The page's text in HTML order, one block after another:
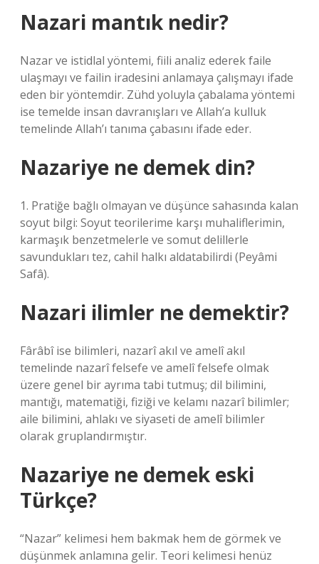
Nazari mantık nedir?
Nazar ve istidlal yöntemi, fiili analiz ederek faile
ulaşmayı ve failin iradesini anlamaya çalışmayı ifade
eden bir yöntemdir. Zühd yoluyla çabalama yöntemi
ise temelde insan davranışları ve Allah’a kulluk
temelinde Allah’ı tanıma çabasını ifade eder.
Nazariye ne demek din?
1. Pratiğe bağlı olmayan ve düşünce sahasında kalan
soyut bilgi: Soyut teorilerime karşı muhaliflerimin,
karmaşık benzetmelerle ve somut delillerle
savundukları tez, cahil halkı aldatabilirdi (Peyâmi
Safâ).
Nazari ilimler ne demektir?
Fârâbî ise bilimleri, nazarî akıl ve amelî akıl
temelinde nazarî felsefe ve amelî felsefe olmak
üzere genel bir ayrıma tabi tutmuş; dil bilimini,
mantığı, matematiği, fiziği ve kelamı nazarî bilimler;
aile bilimini, ahlakı ve siyaseti de amelî bilimler
olarak gruplandırmıştır.
Nazariye ne demek eski
Türkçe?
“Nazar” kelimesi hem bakmak hem de görmek ve
düşünmek anlamına gelir. Teori kelimesi henüz